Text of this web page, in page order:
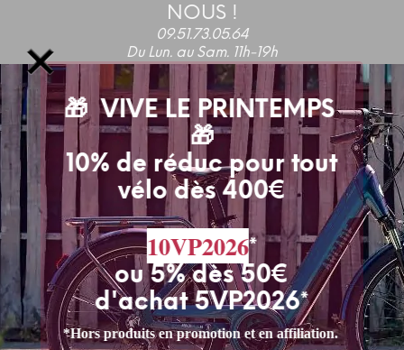
NOUS !
09.51.73.05.64
Du Lun. au Sam. 11h-19h
🎁 VIVE LE PRINTEMPS
🎁
10% de réduc pour tout
vélo dès 400€
10VP2026*
ou 5% dès 50€
d'achat 5VP2026*
*Hors produits en promotion et en affiliation.